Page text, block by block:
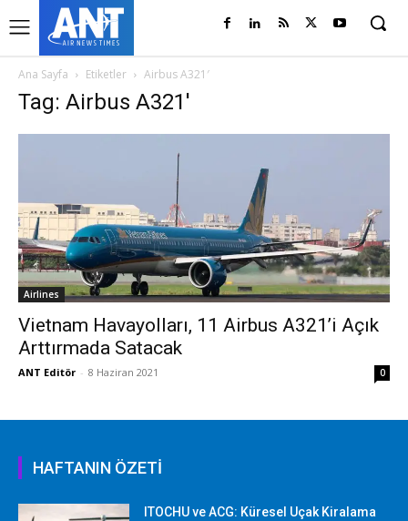
Ana Sayfa Etiketler Airbus A321′
Tag: Airbus A321′
Airlines
Vietnam Havayolları, 11 Airbus A321’i Açık
Arttırmada Satacak
ANT Editör - 8 Haziran 2021 0
HAFTANIN ÖZETİ
ITOCHU ve ACG: Küresel Uçak Kiralama